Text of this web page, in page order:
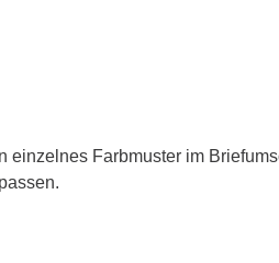
Farbmuster im